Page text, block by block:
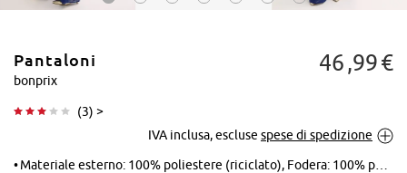
Tocca per
ingrandire
Pantaloni
bonprix
(3) >
46 99€
IVA inclusa, escluse spese di spedizione
Materiale esterno: 100% poliestere (riciclato), Fodera: 100% poliestere